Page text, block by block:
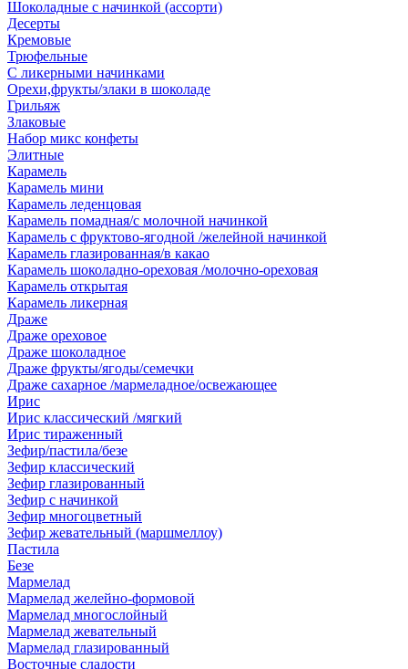
Шоколадные с начинкой (ассорти)
Десерты
Кремовые
Трюфельные
С ликерными начинками
Орехи,фрукты/злаки в шоколаде
Грильяж
Злаковые
Набор микс конфеты
Элитные
Карамель
Карамель мини
Карамель леденцовая
Карамель помадная/с молочной начинкой
Карамель с фруктово-ягодной /желейной начинкой
Карамель глазированная/в какао
Карамель шоколадно-ореховая /молочно-ореховая
Карамель открытая
Карамель ликерная
Драже
Драже ореховое
Драже шоколадное
Драже фрукты/ягоды/семечки
Драже сахарное /мармеладное/освежающее
Ирис
Ирис классический /мягкий
Ирис тираженный
Зефир/пастила/безе
Зефир классический
Зефир глазированный
Зефир с начинкой
Зефир многоцветный
Зефир жевательный (маршмеллоу)
Пастила
Безе
Мармелад
Мармелад желейно-формовой
Мармелад многослойный
Мармелад жевательный
Мармелад глазированный
Восточные сладости